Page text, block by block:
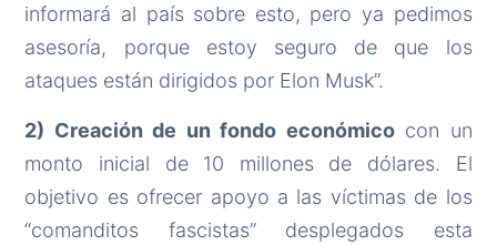
informará al país sobre esto, pero ya pedimos
asesoría, porque estoy seguro de que los
ataques están dirigidos por Elon Musk”.
2) Creación de un fondo económicocon un
monto inicial de 10 millones de dólares. El
objetivo es ofrecer apoyo a las víctimas de los
“comanditos fascistas” desplegados esta